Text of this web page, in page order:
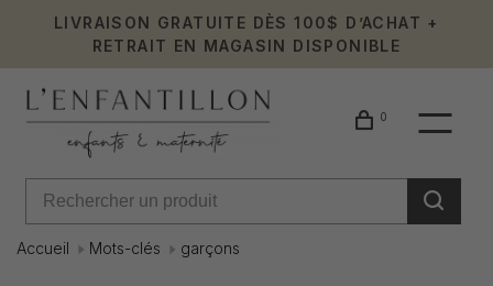
LIVRAISON GRATUITE DÈS 100$ D’ACHAT +
RETRAIT EN MAGASIN DISPONIBLE
0
Accueil Mots-clés garçons